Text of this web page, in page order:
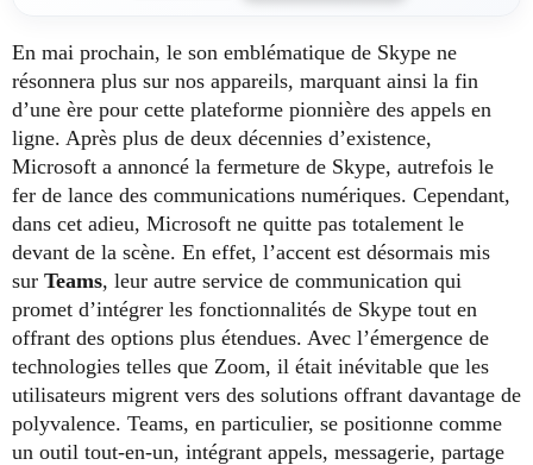
En mai prochain, le son emblématique de Skype ne
résonnera plus sur nos appareils, marquant ainsi la fin
d’une ère pour cette plateforme pionnière des appels en
ligne. Après plus de deux décennies d’existence,
Microsoft a annoncé la fermeture de Skype, autrefois le
fer de lance des communications numériques. Cependant,
dans cet adieu, Microsoft ne quitte pas totalement le
devant de la scène. En effet, l’accent est désormais mis
sur Teams, leur autre service de communication qui
promet d’intégrer les fonctionnalités de Skype tout en
offrant des options plus étendues. Avec l’émergence de
technologies telles que Zoom, il était inévitable que les
utilisateurs migrent vers des solutions offrant davantage de
polyvalence. Teams, en particulier, se positionne comme
un outil tout-en-un, intégrant appels, messagerie, partage